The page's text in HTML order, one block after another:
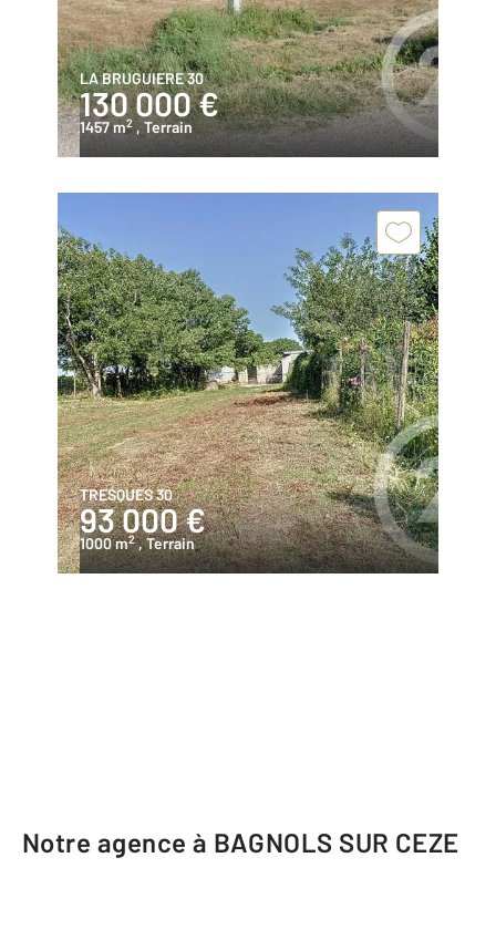
LA BRUGUIERE 30
130 000 €
1457 m2 , Terrain
TRESQUES 30
93 000 €
1000 m2 , Terrain
Notre agence à BAGNOLS SUR CEZE